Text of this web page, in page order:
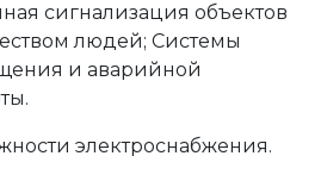
сигнализация объектов
людей; Системы
и аварийной
электроснабжения.